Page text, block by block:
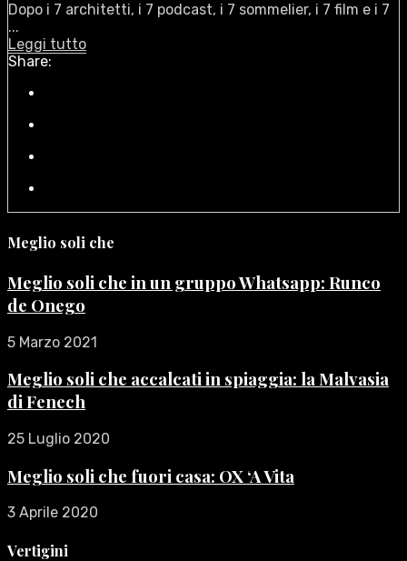
Dopo i 7 architetti, i 7 podcast, i 7 sommelier, i 7 film e i 7
...
Leggi tutto
Share:
Meglio soli che
Meglio soli che in un gruppo Whatsapp: Runco
de Onego
5 Marzo 2021
Meglio soli che accalcati in spiaggia: la Malvasia
di Fenech
25 Luglio 2020
Meglio soli che fuori casa: OX ‘A Vita
3 Aprile 2020
Vertigini